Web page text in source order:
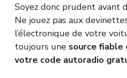
Soyez donc prudent avant
Ne jouez pas aux
l’électronique de votre
toujours une source
votre code autoradio